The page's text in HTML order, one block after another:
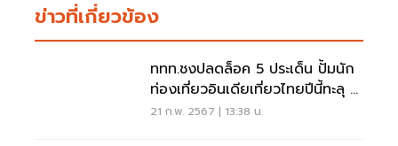
ข่าวที่เกี่ยวข้อง
ททท.ชงปลดล็อค 5 ประเด็น ปั้มนัก
ท่องเที่ยวอินเดียเที่ยวไทยปีนี้ทะลุ 2
ล้านคน
21 ก.พ. 2567 | 13:38 น.